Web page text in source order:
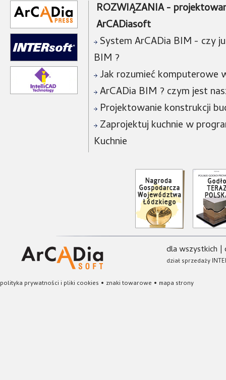
ROZWIĄZANIA -
ArCADiasoft
System ArCADia BIM - czy
BIM ?
Jak rozumieć komputerowe
ArCADia BIM ? czym jest
Projektowanie konstrukcji
Zaprojektuj kuchnie w
Kuchnie
dla wszystkich |
dział sprzedaży
polityka prywatności i pliki cookies • znaki towarowe • mapa strony